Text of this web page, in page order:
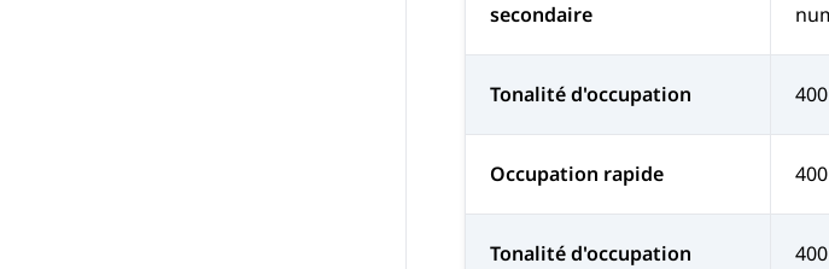
secondaire
Tonalité d'occupation 400
Occupation rapide 400
Tonalité d'occupation
400